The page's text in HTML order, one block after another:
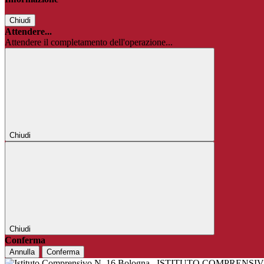
Chiudi
Attendere...
Attendere il completamento dell'operazione...
Chiudi
Chiudi
Conferma
Annulla Conferma